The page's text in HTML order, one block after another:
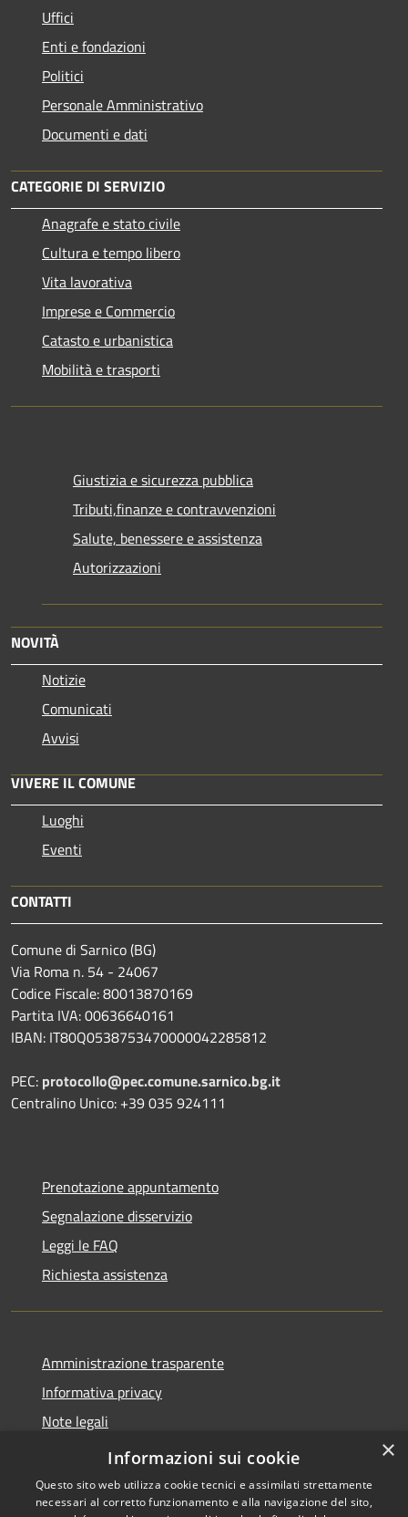
Uffici
Enti e fondazioni
Politici
Personale Amministrativo
Documenti e dati
CATEGORIE DI SERVIZIO
Anagrafe e stato civile
Cultura e tempo libero
Vita lavorativa
Imprese e Commercio
Catasto e urbanistica
Mobilità e trasporti
Giustizia e sicurezza pubblica
Tributi,finanze e contravvenzioni
Salute, benessere e assistenza
Autorizzazioni
NOVITÀ
Notizie
Comunicati
Avvisi
VIVERE IL COMUNE
Luoghi
Eventi
CONTATTI
Comune di Sarnico (BG)
Via Roma n. 54 - 24067
Codice Fiscale: 80013870169
Partita IVA: 00636640161
IBAN: IT80Q0538753470000042285812
PEC: protocollo@pec.comune.sarnico.bg.it
Centralino Unico: +39 035 924111
Prenotazione appuntamento
Segnalazione disservizio
Leggi le FAQ
Richiesta assistenza
Amministrazione trasparente
Informativa privacy
Note legali
Dichiarazione di accessibilità
×
Informazioni sui cookie
Questo sito web utilizza cookie tecnici e assimilati strettamente
necessari al corretto funzionamento e alla navigazione del sito,